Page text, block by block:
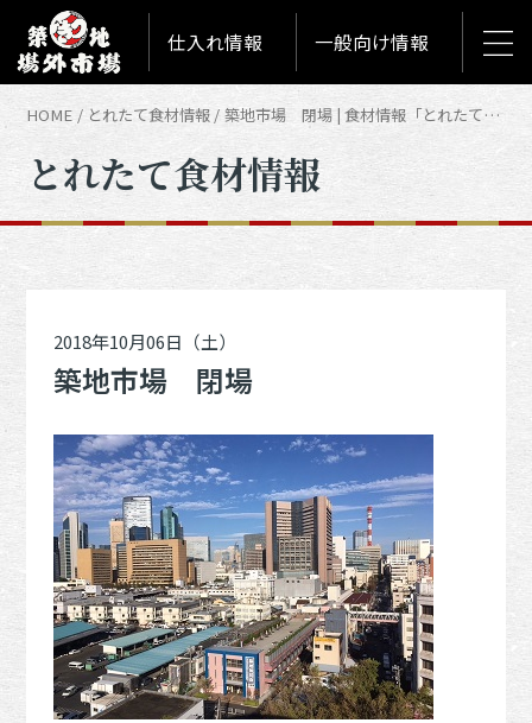
仕入れ情報 一般向け情報
HOME とれたて食材情報 築地市場 閉場 | 食材情報「とれたて築地食材情報」
とれたて食材情報
2018年10月06日（土）
築地市場 閉場